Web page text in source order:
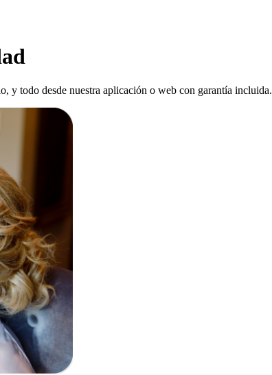
y todo desde nuestra aplicación o web con garantía incluida.